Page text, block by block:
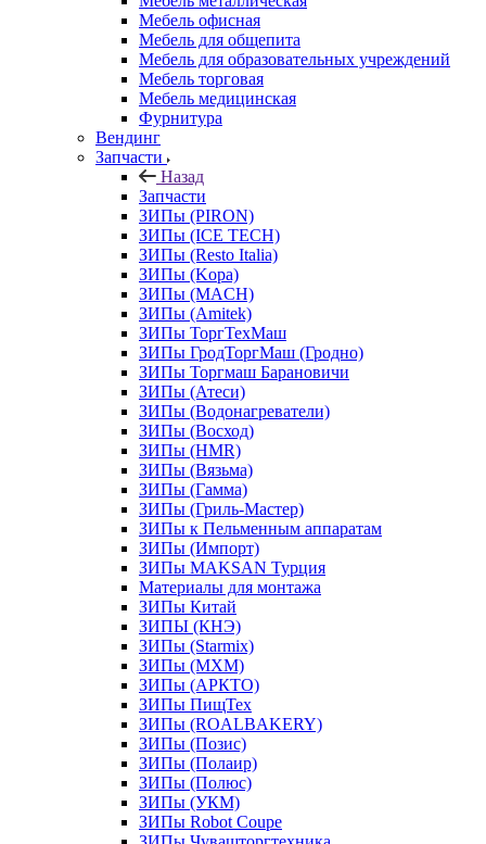
Мебель офисная
Мебель для общепита
Мебель для образовательных учреждений
Мебель торговая
Мебель медицинская
Фурнитура
Вендинг
Запчасти
Назад
Запчасти
ЗИПы (PIRON)
ЗИПы (ICE TECH)
ЗИПы (Resto Italia)
ЗИПы (Kopa)
ЗИПы (MACH)
ЗИПы (Amitek)
ЗИПы ТоргТехМаш
ЗИПы ГродТоргМаш (Гродно)
ЗИПы Торгмаш Барановичи
ЗИПы (Атеси)
ЗИПы (Водонагреватели)
ЗИПы (Восход)
ЗИПы (HMR)
ЗИПы (Вязьма)
ЗИПы (Гамма)
ЗИПы (Гриль-Мастер)
ЗИПы к Пельменным аппаратам
ЗИПы (Импорт)
ЗИПы MAKSAN Турция
Материалы для монтажа
ЗИПы Китай
ЗИПЫ (КНЭ)
ЗИПы (Starmix)
ЗИПы (МХМ)
ЗИПы (АРКТО)
ЗИПы ПищТех
ЗИПы (ROALBAKERY)
ЗИПы (Позис)
ЗИПы (Полаир)
ЗИПы (Полюс)
ЗИПы (УКМ)
ЗИПы Robot Coupe